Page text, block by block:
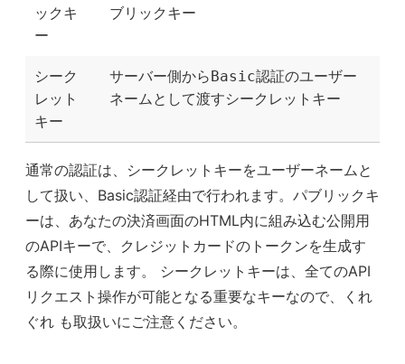
ックキ
ー
ブリックキー
シーク
レット
キー
サーバー側からBasic認証のユーザー
ネームとして渡すシークレットキー
通常の認証は、シークレットキーをユーザーネームと
して扱い、Basic認証経由で行われます。パブリックキ
ーは、あなたの決済画面のHTML内に組み込む公開用
のAPIキーで、クレジットカードのトークンを生成す
る際に使用します。 シークレットキーは、全てのAPI
リクエスト操作が可能となる重要なキーなので、くれ
ぐれ も取扱いにご注意ください。